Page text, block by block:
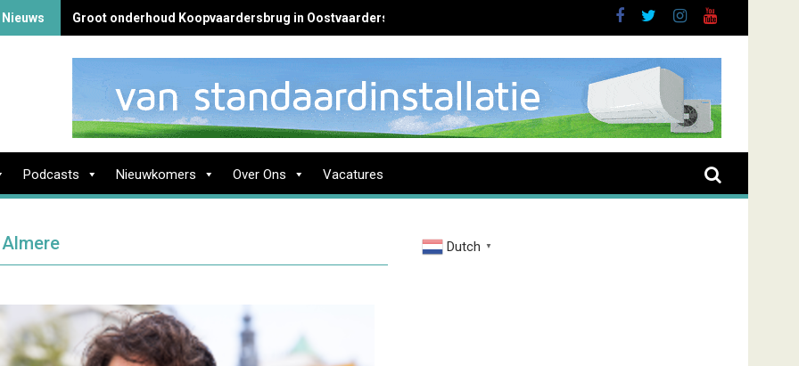
Groot onderhoud Koopvaardersbrug in Oostvaardersbuurt
Podcasts Nieuwkomers Over Ons Vacatures
Dutch ▼